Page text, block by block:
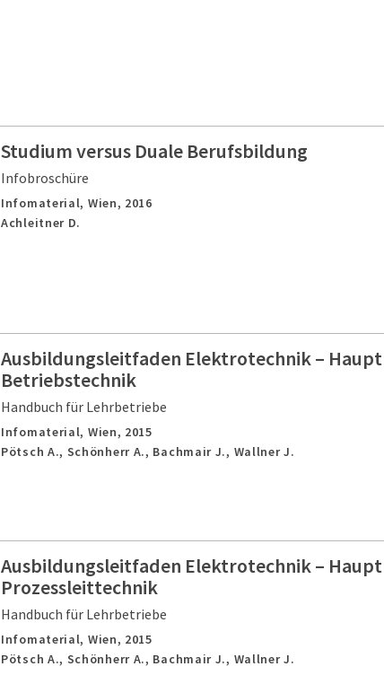
Studium versus Duale Berufsbildung
Infobroschüre
Infomaterial, Wien, 2016
Achleitner D.
Ausbildungsleitfaden Elektrotechnik –
Betriebstechnik
Handbuch für Lehrbetriebe
Infomaterial, Wien, 2015
Pötsch A., Schönherr A., Bachmair J., Wallner J.
Ausbildungsleitfaden Elektrotechnik –
Prozessleittechnik
Handbuch für Lehrbetriebe
Infomaterial, Wien, 2015
Pötsch A., Schönherr A., Bachmair J., Wallner J.